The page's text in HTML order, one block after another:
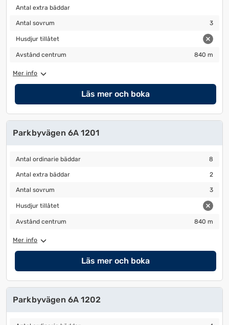
Antal extra bäddar
Antal extra bäddar
Antal sovrum
Antal sovrum 3
Husdjur tillåtet
Husdjur tillåtet
Avstånd centrum
Avstånd centrum 840 m
Mer info
Läs mer och boka
Parkbyvägen 6A 1201
Antal ordinarie bäddar
Antal ordinarie bäddar 8
Antal extra bäddar
Antal extra bäddar 2
Antal sovrum
Antal sovrum 3
Husdjur tillåtet
Husdjur tillåtet
Avstånd centrum
Avstånd centrum 840 m
Mer info
Läs mer och boka
Parkbyvägen 6A 1202